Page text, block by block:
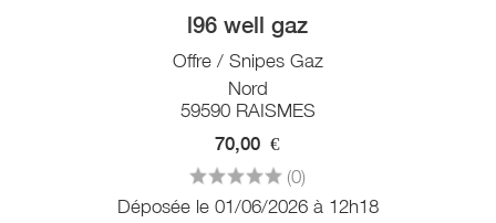
l96 well gaz
Offre / Snipes Gaz
Nord
59590 RAISMES
70,00 €
(0)
Déposée le 01/06/2026 à 12h18